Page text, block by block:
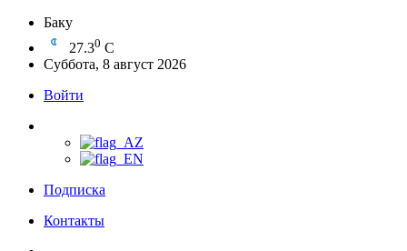
Баку
27.30 C
Суббота, 8 август 2026
Войти
Подписка
Контакты